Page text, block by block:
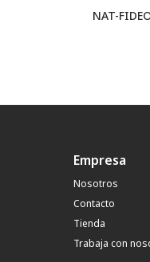
NAT-
Empresa
Nosotros
Contacto
Tienda
Trabaja con